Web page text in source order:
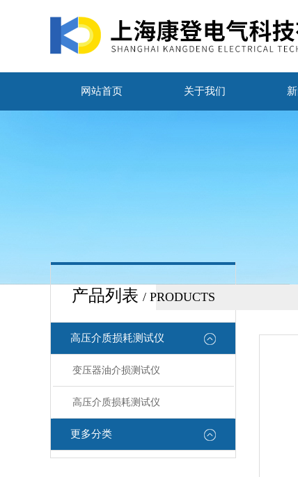
网站首页 关于我们
产品列表 / PRODUCTS
高压介质损耗测试仪
变压器油介损测试仪
高压介质损耗测试仪
更多分类